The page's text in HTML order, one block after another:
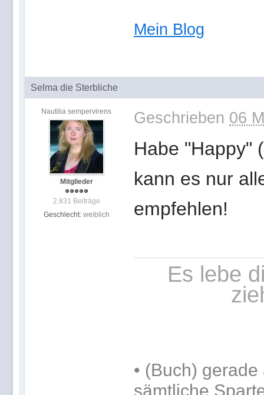
Mein Blog
Selma die Sterbliche
Nautilia sempervirens
Mitglieder
2.831 Beiträge
Geschlecht: weiblich
Geschrieben 06
Habe "Happy"
kann es nur
empfehlen!
Es lebe
• (Buch) gerade
sämtliche